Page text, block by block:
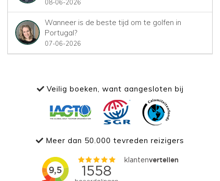
08-06-2026
Wanneer is de beste tijd om te golfen in
Portugal?
07-06-2026
Veilig boeken, want aangesloten bij
Meer dan 50.000 tevreden reizigers